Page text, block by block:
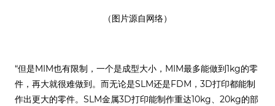
（图片源自网络）
“但是MIM也有限制，一个是成型大小，MIM最多能做到1kg的零
件，再大就很难做到。而无论是SLM还是FDM，3D打印都能制
作出更大的零件。SLM金属3D打印能制作重达10kg、20kg的部